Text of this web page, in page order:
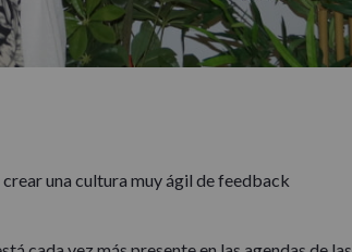
una cultura muy ágil de feedback